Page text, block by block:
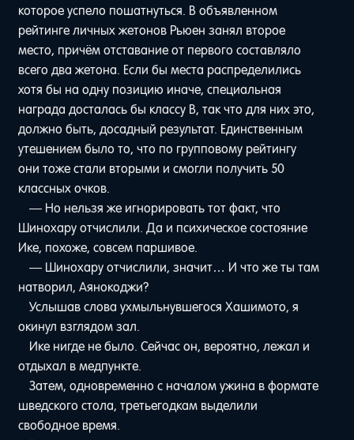
которое успело пошатнуться. В объявленном
рейтинге личных жетонов Рьюен занял второе
место, причём отставание от первого составляло
всего два жетона. Если бы места распределились
хотя бы на одну позицию иначе, специальная
награда досталась бы классу B, так что для них это,
должно быть, досадный результат. Единственным
утешением было то, что по групповому рейтингу
они тоже стали вторыми и смогли получить 50
классных очков.
— Но нельзя же игнорировать тот факт, что
Шинохару отчислили. Да и психическое состояние
Ике, похоже, совсем паршивое.
— Шинохару отчислили, значит… И что же ты там
натворил, Аянокоджи?
Услышав слова ухмыльнувшегося Хашимото, я
окинул взглядом зал.
Ике нигде не было. Сейчас он, вероятно, лежал и
отдыхал в медпункте.
Затем, одновременно с началом ужина в формате
шведского стола, третьегодкам выделили
свободное время.